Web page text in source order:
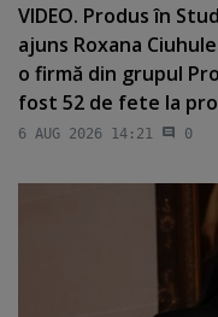
VIDEO. Produs în
ajuns Roxana
o firmă din grupul
fost 52 de fete la
6 AUG 2026 14:21 0